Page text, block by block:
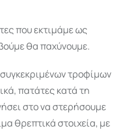
που εκτιμάμε ως
θα παχύνουμε.
τροφίμων
πατάτες κατά τη
στο να στερήσουμε
θρεπτικά στοιχεία, με